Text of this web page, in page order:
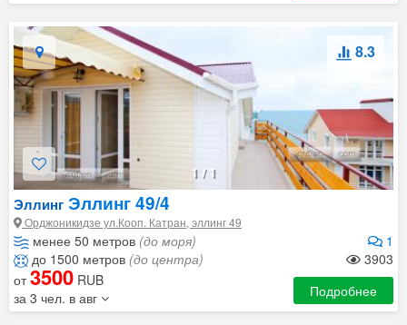
1 /1
8.3
Эллинг Эллинг 49/4
Орджоникидзе ул.Кооп. Катран, эллинг 49
менее 50 метров (до моря)
1
до 1500 метров (до центра)
3903
от3500 RUB
за 3 чел. в авг
Подробнее